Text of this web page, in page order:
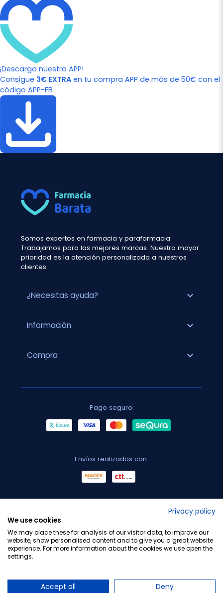
¡Descarga nuestra APP!
Consigue 3€ EXTRA en tu compra APP de más de 50€ con el
código APP-FB
Somos expertos en farmacia y parafarmacia.
Trabajamos para las mejores marcas. Nuestra mayor
prioridad es la atención personalizada a nuestros
clientes.
¿Necesitas ayuda? expand_more
Información expand_more
Compra expand_more
Pago seguro:
Envíos realizados con:
Privacy policy
We use cookies
We may place these for analysis of our visitor data, to improve our
website, show personalised content and to give you a great website
experience. For more information about the cookies we use open the
settings.
Accept all Deny